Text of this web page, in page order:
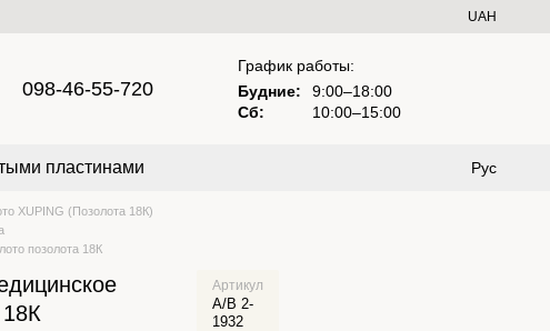
UAH
098-46-55-720
График работы:
Будние:
9:00–18:00
Сб:
10:00–15:00
пластинами Рус
XUPING (Позолота 18К)
позолота 18К
Артикул
А/В 2-
1932